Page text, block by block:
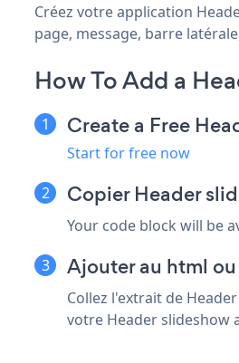
Créez votre application
page, message, barre
How To Add a
Create a Free
Start for free now
Copier Header
Your code block will be
Ajouter au html
Collez l'extrait de
votre Header slideshow